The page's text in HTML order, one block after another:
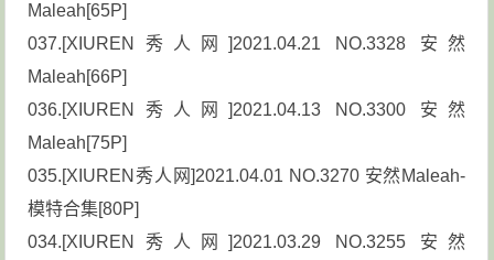
Maleah[65P]
037.[XIUREN秀人网]2021.04.21 NO.3328 安然
Maleah[66P]
036.[XIUREN秀人网]2021.04.13 NO.3300 安然
Maleah[75P]
035.[XIUREN秀人网]2021.04.01 NO.3270 安然Maleah-
模特合集[80P]
034.[XIUREN秀人网]2021.03.29 NO.3255 安然